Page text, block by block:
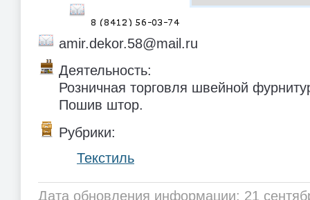
amir.dekor.58@mail.ru
Деятельность:
Розничная торговля швейной
Пошив штор.
Рубрики:
Текстиль
Дата обновления информации: 21